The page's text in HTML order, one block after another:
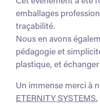
emballages
traçabilité.
Nous en avons
pédagogie et
plastique, et
Un immense merci à
ETERNITY SYSTEMS,